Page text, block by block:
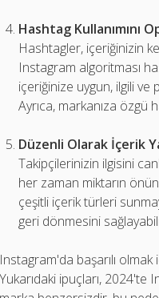
Hashtag Kullanımını
Hashtagler, içeriğinizin
Instagram algoritması
içeriğinize uygun, ilgili
Ayrıca, markanıza
Düzenli Olarak İçerik
Takipçilerinizin ilgisini
her zaman miktarın
çeşitli içerik türleri
geri dönmesini
Instagram'da başarılı
Yukarıdaki ipuçları, 2024'te